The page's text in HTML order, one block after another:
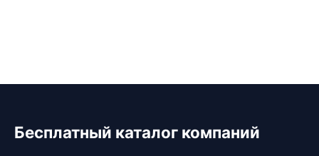
Бесплатный каталог компаний